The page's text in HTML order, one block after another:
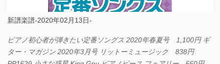
新譜楽譜-2020年02月13日-
ピアノ初心者が弾きたい定番ソングス 2020年春夏号 1,100円 ギ
ター・マガジン 2020年3月号 リットーミュージック 838円